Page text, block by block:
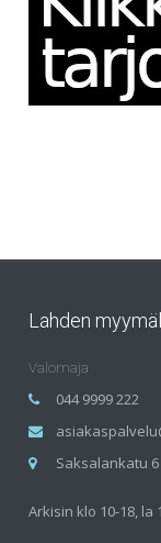
Lahden
Valomaja
044 9999 222
Saksalankatu 6
Arkisin klo 10-18, la